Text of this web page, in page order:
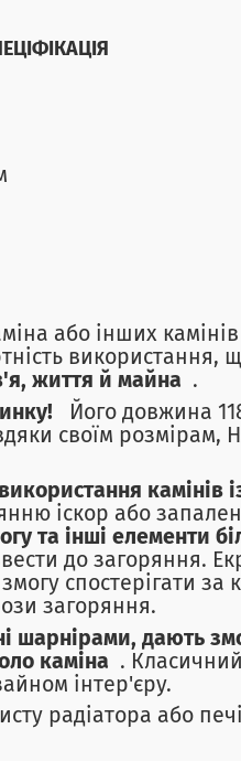
або інших
використання,
життя й майна .
Його довжина
своїм розмірам,
камінів
іскор або
та інші елементи
до загоряння.
спостерігати за
загоряння.
шарнірами, дають
каміна .
інтер'єру.
радіатора або